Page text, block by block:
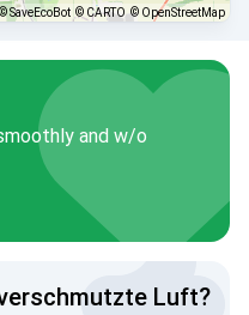
© SaveEcoBot © CARTO © OpenStreetMap
and w/o
Luft?